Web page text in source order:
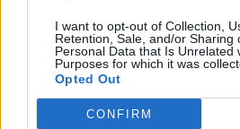
I want to opt-out of Collection,
Retention, Sale, and/or Sharing
Personal Data that Is Unrelated
Purposes for which it was
Opted Out
CONFIRM